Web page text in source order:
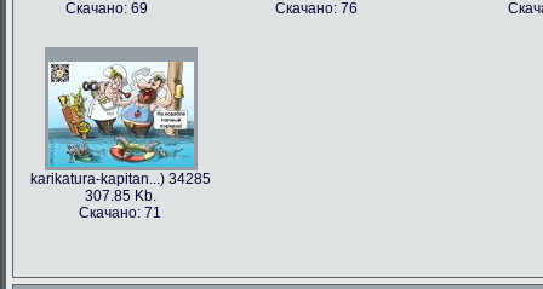
Скачано: 69
Скачано: 76
karikatura-kapitan...) 34285
307.85 Kb.
Скачано: 71